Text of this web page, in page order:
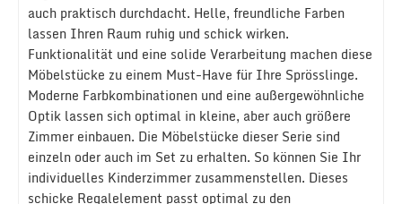
auch praktisch durchdacht. Helle, freundliche Farben
lassen Ihren Raum ruhig und schick wirken.
Funktionalität und eine solide Verarbeitung machen diese
Möbelstücke zu einem Must-Have für Ihre Sprösslinge.
Moderne Farbkombinationen und eine außergewöhnliche
Optik lassen sich optimal in kleine, aber auch größere
Zimmer einbauen. Die Möbelstücke dieser Serie sind
einzeln oder auch im Set zu erhalten. So können Sie Ihr
individuelles Kinderzimmer zusammenstellen. Dieses
schicke Regalelement passt optimal zu den